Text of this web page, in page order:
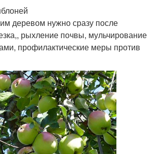
деревом нужно сразу после
рыхление почвы, мульчирование
профилактические меры против